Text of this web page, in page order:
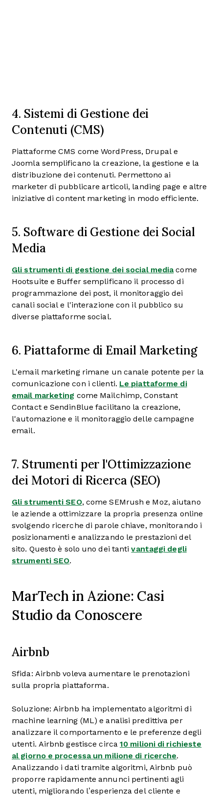
4. Sistemi di Gestione dei
Contenuti (CMS)
Piattaforme CMS come WordPress, Drupal e
Joomla semplificano la creazione, la gestione e la
distribuzione dei contenuti. Permettono ai
marketer di pubblicare articoli, landing page e altre
iniziative di content marketing in modo efficiente.
5. Software di Gestione dei Social
Media
Gli strumenti di gestione dei social mediacome
Hootsuite e Buffer semplificano il processo di
programmazione dei post, il monitoraggio dei
canali social e l'interazione con il pubblico su
diverse piattaforme social.
6. Piattaforme di Email Marketing
L'email marketing rimane un canale potente per la
comunicazione con i clienti. Le piattaforme di
email marketing come Mailchimp, Constant
Contact e SendinBlue facilitano la creazione,
l'automazione e il monitoraggio delle campagne
email.
7. Strumenti per l'Ottimizzazione
dei Motori di Ricerca (SEO)
Gli strumenti SEO, come SEMrush e Moz, aiutano
le aziende a ottimizzare la propria presenza online
svolgendo ricerche di parole chiave, monitorando i
posizionamenti e analizzando le prestazioni del
sito. Questo è solo uno dei tantivantaggi degli
strumenti SEO.
MarTech in Azione: Casi
Studio da Conoscere
Airbnb
Sfida: Airbnb voleva aumentare le prenotazioni
sulla propria piattaforma.
Soluzione: Airbnb ha implementato algoritmi di
machine learning (ML) e analisi predittiva per
analizzare il comportamento e le preferenze degli
utenti. Airbnb gestisce circa 10 milioni di richieste
al giorno e processa un milione di ricerche.
Analizzando i dati tramite algoritmi, Airbnb può
proporre rapidamente annunci pertinenti agli
utenti, migliorando l’esperienza del cliente e